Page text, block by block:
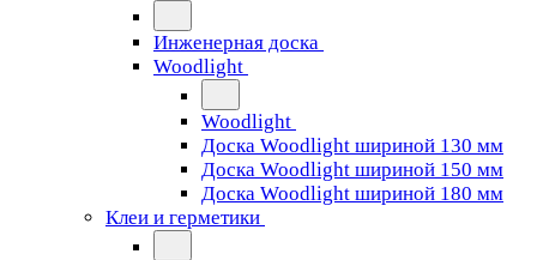
Инженерная доска
Woodlight
Woodlight
Доска Woodlight шириной 130 мм
Доска Woodlight шириной 150 мм
Доска Woodlight шириной 180 мм
Клеи и герметики